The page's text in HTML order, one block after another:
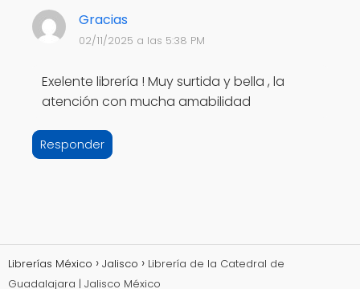
Gracias
02/11/2025 a las 5:38 PM
Exelente librería ! Muy surtida y bella , la
atención con mucha amabilidad
Responder
Librerías México Jalisco
Librería de la Catedral de
Guadalajara | Jalisco México